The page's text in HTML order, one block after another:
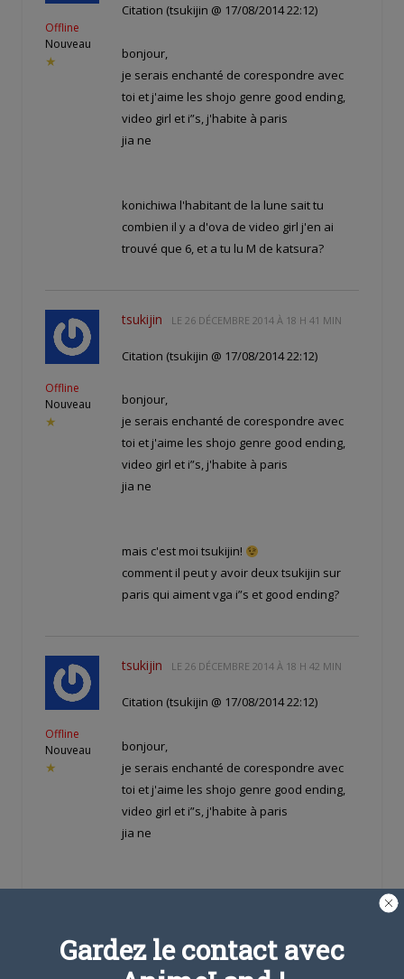
Offline
Nouveau
★
Citation (tsukijin @ 17/08/2014 22:12)
bonjour,
je serais enchanté de corespondre avec
toi et j'aime les shojo genre good ending,
video girl et i”s, j'habite à paris
jia ne
konichiwa l'habitant de la lune sait tu
combien il y a d'ova de video girl j'en ai
trouvé que 6, et a tu lu M de katsura?
Offline
Nouveau
★
tsukijin LE 26 DÉCEMBRE 2014 À 18 H 41 MIN
Citation (tsukijin @ 17/08/2014 22:12)
bonjour,
je serais enchanté de corespondre avec
toi et j'aime les shojo genre good ending,
video girl et i”s, j'habite à paris
jia ne
mais c'est moi tsukijin!
comment il peut y avoir deux tsukijin sur
paris qui aiment vga i”s et good ending?
Offline
Nouveau
★
tsukijin LE 26 DÉCEMBRE 2014 À 18 H 42 MIN
Citation (tsukijin @ 17/08/2014 22:12)
bonjour,
je serais enchanté de corespondre avec
toi et j'aime les shojo genre good ending,
video girl et i”s, j'habite à paris
jia ne
paris qui aiment vga i”s et good ending?
Gardez le contact avec